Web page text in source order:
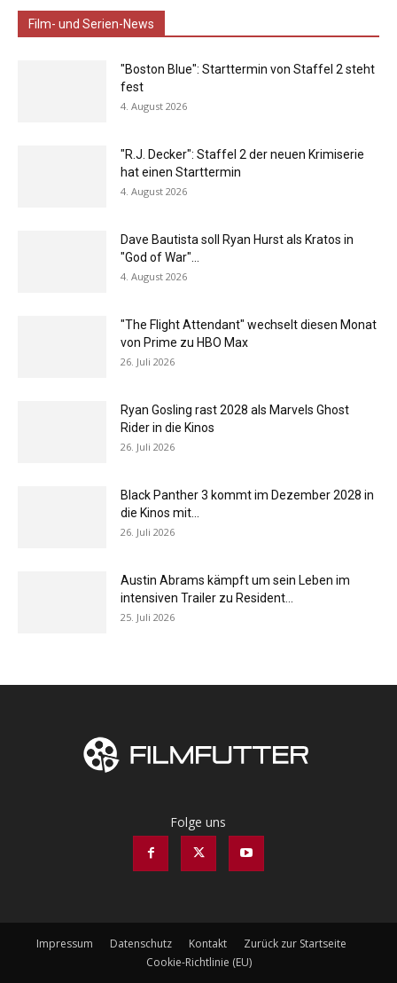
Film- und Serien-News
"Boston Blue": Starttermin von Staffel 2 steht
fest
4. August 2026
"R.J. Decker": Staffel 2 der neuen Krimiserie
hat einen Starttermin
4. August 2026
Dave Bautista soll Ryan Hurst als Kratos in
"God of War"...
4. August 2026
"The Flight Attendant" wechselt diesen Monat
von Prime zu HBO Max
26. Juli 2026
Ryan Gosling rast 2028 als Marvels Ghost
Rider in die Kinos
26. Juli 2026
Black Panther 3 kommt im Dezember 2028 in
die Kinos mit...
26. Juli 2026
Austin Abrams kämpft um sein Leben im
intensiven Trailer zu Resident...
25. Juli 2026
Folge uns
Impressum Datenschutz Kontakt
Zurück zur Startseite
Cookie-Richtlinie (EU)